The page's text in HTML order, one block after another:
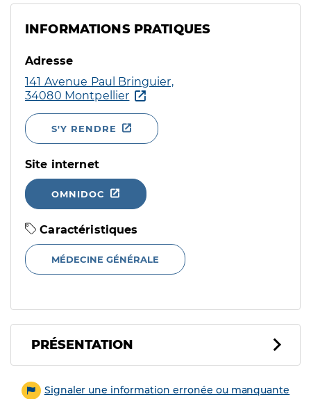
INFORMATIONS PRATIQUES
Adresse
141 Avenue Paul Bringuier,
34080 Montpellier
S'Y RENDRE
Site internet
OMNIDOC
Caractéristiques
MÉDECINE GÉNÉRALE
PRÉSENTATION
Signaler une information erronée ou manquante